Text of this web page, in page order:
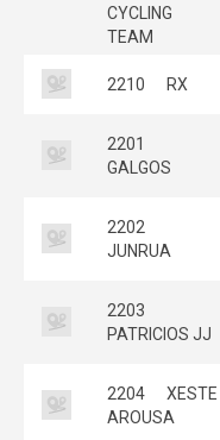
CYCLING
TEAM
2210 RX
2201
GALGOS
2202
JUNRUA
2203
PATRICIOS JJ
2204
XESTE
AROUSA